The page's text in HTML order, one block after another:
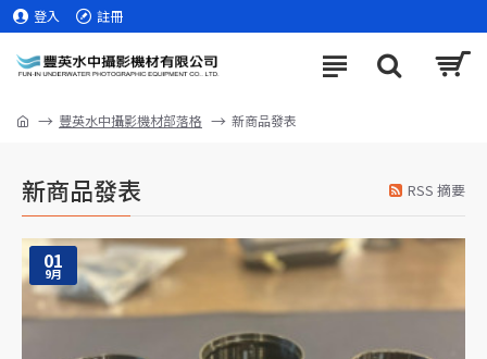
登入 註冊
豐英水中攝影機材部落格 新商品發表
新商品發表 RSS 摘要
01
9月